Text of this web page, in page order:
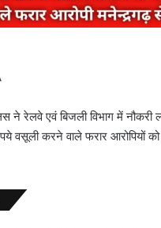
ने रेलवे एवं बिजली विभाग में नौकरी
वसूली करने वाले फरार आरोपियों